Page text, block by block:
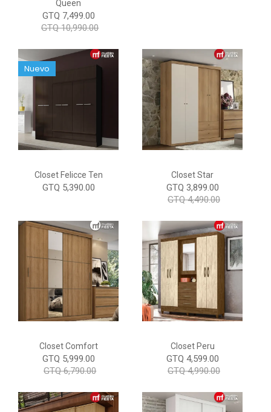
Queen
GTQ 7,499.00
GTQ 10,990.00
Closet Felicce Ten
Nuevo
GTQ 5,390.00
Closet Star
GTQ 3,899.00
GTQ 4,490.00
Closet Comfort
GTQ 5,999.00
GTQ 6,790.00
Closet Peru
GTQ 4,599.00
GTQ 4,990.00